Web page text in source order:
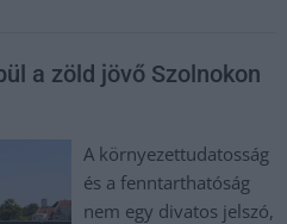
a zöld jövő Szolnokon
A környezettudatosság
és a fenntarthatóság
nem egy divatos jelszó,